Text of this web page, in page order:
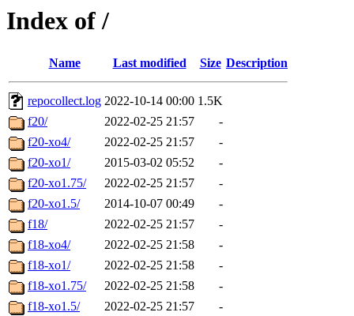
Index of /
Name Last modified Size Description
repocollect.log 2022-10-14 00:00 1.5K
f20/
2022-02-25 21:57
-
f20-xo4/
2022-02-25 21:57
-
f20-xo1/
2015-03-02 05:52
-
f20-xo1.75/
2022-02-25 21:57
-
f20-xo1.5/
2014-10-07 00:49
-
f18/
2022-02-25 21:57
-
f18-xo4/
2022-02-25 21:58
-
f18-xo1/
2022-02-25 21:58
-
f18-xo1.75/
2022-02-25 21:58
-
f18-xo1.5/
2022-02-25 21:57
-